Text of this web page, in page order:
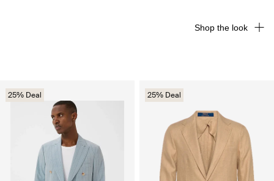
25% Deal 25% Deal
Shop the look